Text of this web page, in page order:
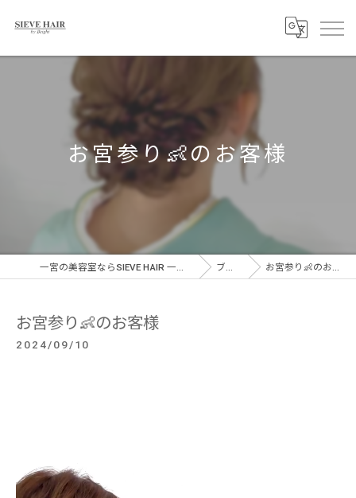
お宮参り👶のお客様
一宮の美容室ならSIEVE HAIR 一宮駅前店 ブログ お宮参り👶のお客様
お宮参り👶のお客様
2024/09/10